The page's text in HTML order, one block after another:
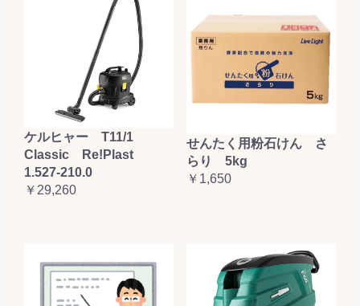
ケルヒャー T11/1
Classic Re!Plast
1.527-210.0
￥29,260
せんたく用粉石けん さ
らり 5kg
￥1,650